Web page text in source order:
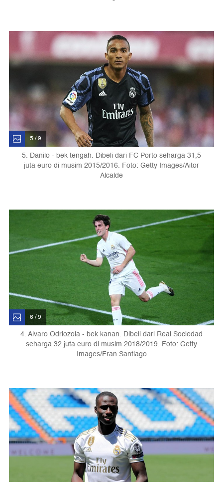
5 / 9
5. Danilo - bek tengah. Dibeli dari FC Porto seharga 31,5
juta euro di musim 2015/2016. Foto: Getty Images/Aitor
Alcalde
6 / 9
4. Alvaro Odriozola - bek kanan. Dibeli dari Real Sociedad
seharga 32 juta euro di musim 2018/2019. Foto: Getty
Images/Fran Santiago